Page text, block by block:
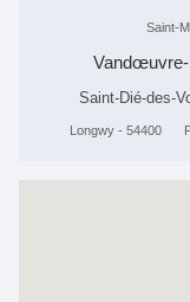
Saint-
Saint-Dié-des-
Longwy - 54400